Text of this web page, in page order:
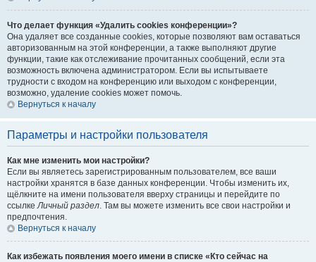
Что делает функция «Удалить cookies конференции»?
Она удаляет все созданные cookies, которые позволяют вам оставаться
авторизованным на этой конференции, а также выполняют другие
функции, такие как отслеживание прочитанных сообщений, если эта
возможность включена администратором. Если вы испытываете
трудности с входом на конференцию или выходом с конференции,
возможно, удаление cookies может помочь.
Вернуться к началу
Параметры и настройки пользователя
Как мне изменить мои настройки?
Если вы являетесь зарегистрированным пользователем, все ваши
настройки хранятся в базе данных конференции. Чтобы изменить их,
щёлкните на имени пользователя вверху страницы и перейдите по
ссылкеЛичный раздел. Там вы можете изменить все свои настройки и
предпочтения.
Вернуться к началу
Как избежать появления моего имени в списке «Кто сейчас на